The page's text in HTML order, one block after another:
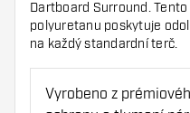
Dartboard Surround.
polyuretanu poskytuje
na každý standardní terč.
Vyrobeno z